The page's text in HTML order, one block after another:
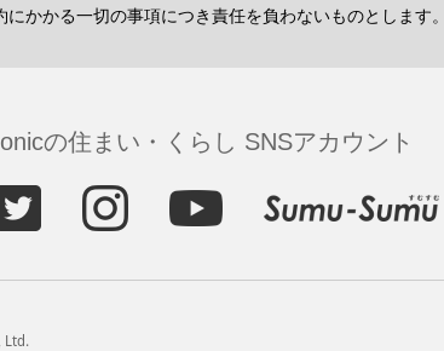
かかる一切の事項につき責任を負わないものとします。
の住まい・くらし SNSアカウント
Ltd.